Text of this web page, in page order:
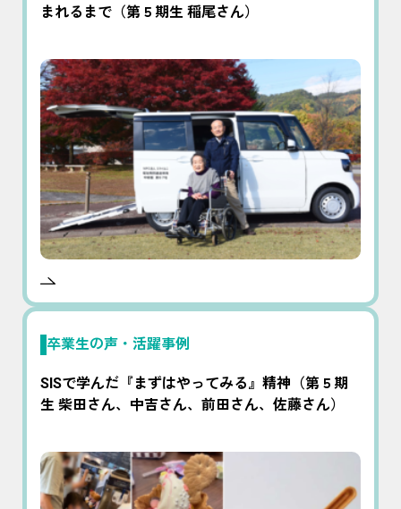
まれるまで（第５期生 稲尾さん）
卒業生の声・活躍事例
SISで学んだ『まずはやってみる』精神（第５期
生 柴田さん、中吉さん、前田さん、佐藤さん）